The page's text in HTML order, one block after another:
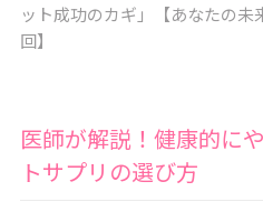
ット成功のカギ」【あなたの
回】
医師が解説！健康的に
トサプリの選び方